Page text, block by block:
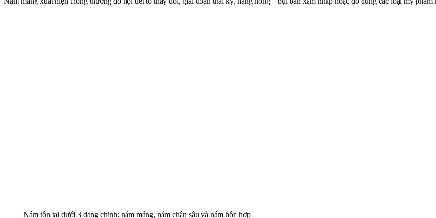
Nám tồn tại dưới 3 dạng chính: nám mảng, nám chân sâu và nám hỗn hợp